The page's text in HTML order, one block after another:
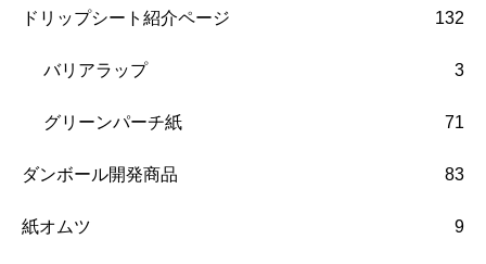
ドリップシート紹介ページ 132
バリアラップ 3
グリーンパーチ紙 71
ダンボール開発商品 83
紙オムツ 9